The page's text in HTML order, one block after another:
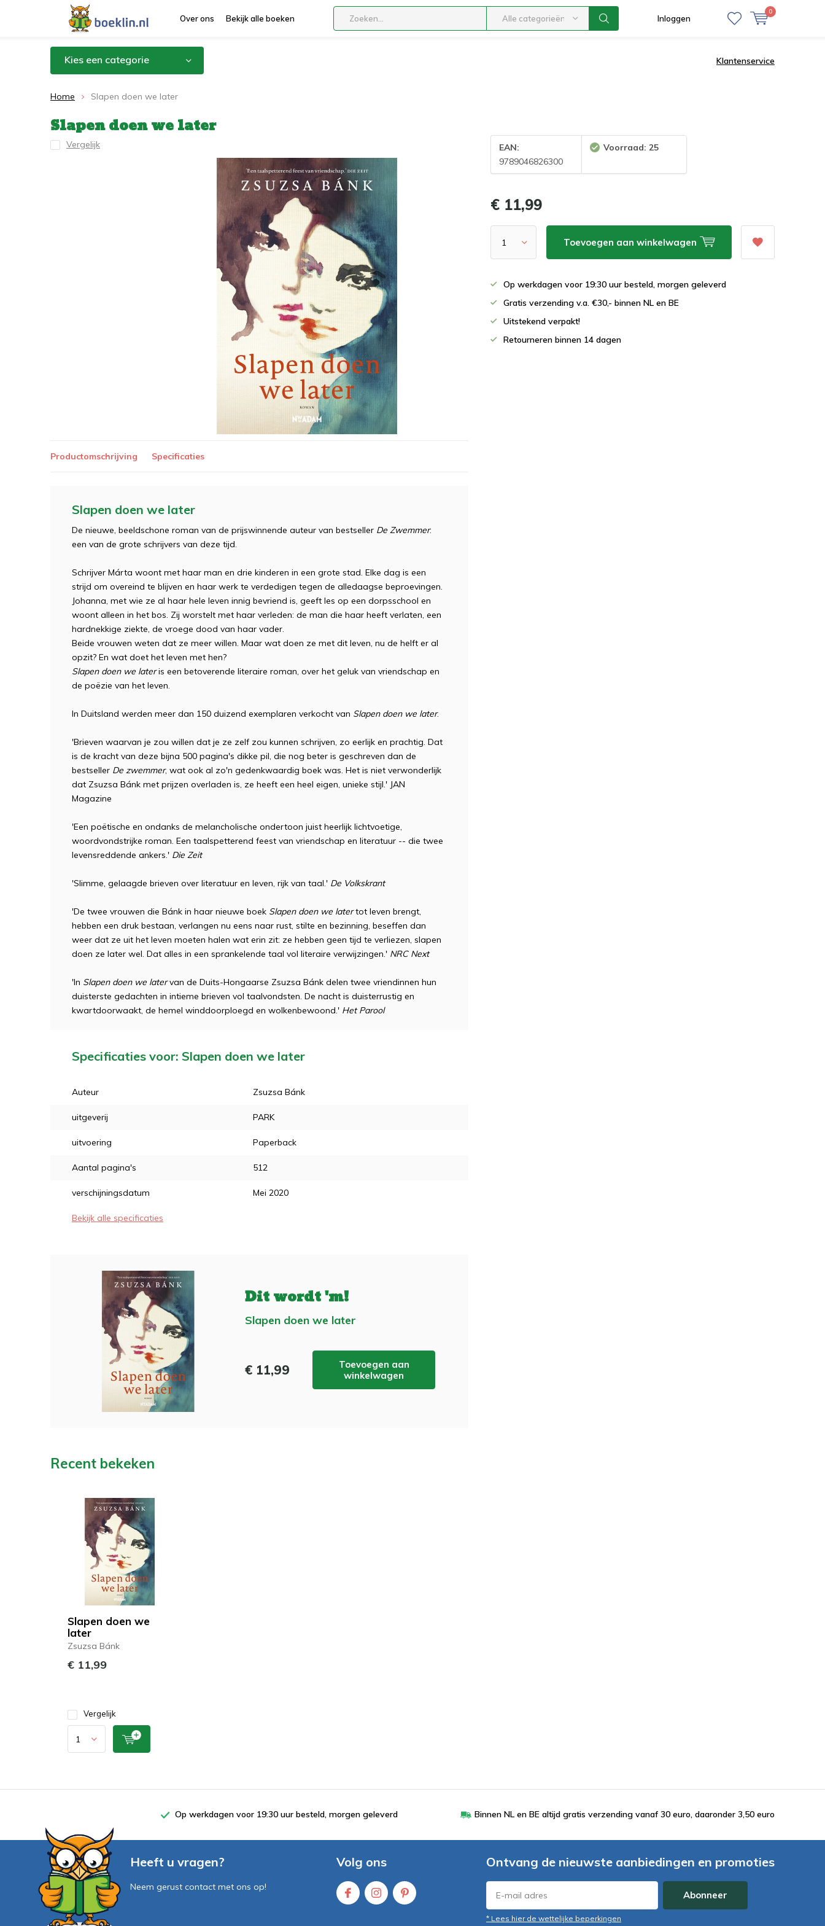
Over ons Bekijk alle boeken Alle categorieën Inloggen
0
Kies een categorie Klantenservice
Home Slapen doen we later
Slapen doen we later
Vergelijk
EAN:
9789046826300
Voorraad: 25
€ 11,99
Toevoegen aan winkelwagen
Op werkdagen voor 19:30 uur besteld, morgen geleverd
Gratis verzending v.a. €30,- binnen NL en BE
Uitstekend verpakt!
Retourneren binnen 14 dagen
Productomschrijving Specificaties
Slapen doen we later
De nieuwe, beeldschone roman van de prijswinnende auteur van bestseller De Zwemmer:
een van de grote schrijvers van deze tijd.
Schrijver Márta woont met haar man en drie kinderen in een grote stad. Elke dag is een
strijd om overeind te blijven en haar werk te verdedigen tegen de alledaagse beproevingen.
Johanna, met wie ze al haar hele leven innig bevriend is, geeft les op een dorpsschool en
woont alleen in het bos. Zij worstelt met haar verleden: de man die haar heeft verlaten, een
hardnekkige ziekte, de vroege dood van haar vader.
Beide vrouwen weten dat ze meer willen. Maar wat doen ze met dit leven, nu de helft er al
opzit? En wat doet het leven met hen?
Slapen doen we lateris een betoverende literaire roman, over het geluk van vriendschap en
de poëzie van het leven.
In Duitsland werden meer dan 150 duizend exemplaren verkocht van Slapen doen we later.
'Brieven waarvan je zou willen dat je ze zelf zou kunnen schrijven, zo eerlijk en prachtig. Dat
is de kracht van deze bijna 500 pagina's dikke pil, die nog beter is geschreven dan de
bestseller De zwemmer, wat ook al zo'n gedenkwaardig boek was. Het is niet verwonderlijk
dat Zsuzsa Bánk met prijzen overladen is, ze heeft een heel eigen, unieke stijl.' JAN
Magazine
'Een poëtische en ondanks de melancholische ondertoon juist heerlijk lichtvoetige,
woordvondstrijke roman. Een taalspetterend feest van vriendschap en literatuur -- die twee
levensreddende ankers.' Die Zeit
'Slimme, gelaagde brieven over literatuur en leven, rijk van taal.' De Volkskrant
'De twee vrouwen die Bánk in haar nieuwe boek Slapen doen we latertot leven brengt,
hebben een druk bestaan, verlangen nu eens naar rust, stilte en bezinning, beseffen dan
weer dat ze uit het leven moeten halen wat erin zit: ze hebben geen tijd te verliezen, slapen
doen ze later wel. Dat alles in een sprankelende taal vol literaire verwijzingen.' NRC Next
'In Slapen doen we latervan de Duits-Hongaarse Zsuzsa Bánk delen twee vriendinnen hun
duisterste gedachten in intieme brieven vol taalvondsten. De nacht is duisterrustig en
kwartdoorwaakt, de hemel winddoorploegd en wolkenbewoond.' Het Parool
Specificaties voor: Slapen doen we later
Auteur Zsuzsa Bánk
uitgeverij PARK
uitvoering Paperback
Aantal pagina's 512
verschijningsdatum Mei 2020
Bekijk alle specificaties
Dit wordt 'm!
Slapen doen we later
€ 11,99
Toevoegen aan
winkelwagen
Recent bekeken
Slapen doen we
later
Zsuzsa Bánk
€ 11,99
Vergelijk
Op werkdagen voor 19:30 uur besteld, morgen geleverd Binnen NL en BE altijd gratis verzending vanaf 30 euro, daaronder 3,50 euro
Heeft u vragen?
Neem gerust contact met ons op!
Volg ons Ontvang de nieuwste aanbiedingen en promoties
Abonneer
* Lees hier de wettelijke beperkingen